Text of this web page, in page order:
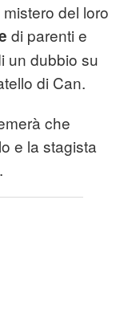
del loro
di parenti e
un dubbio su
di Can.
che
e la stagista